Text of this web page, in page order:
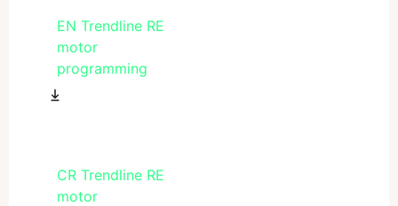
EN Trendline RE
motor
programming
CR Trendline RE
motor